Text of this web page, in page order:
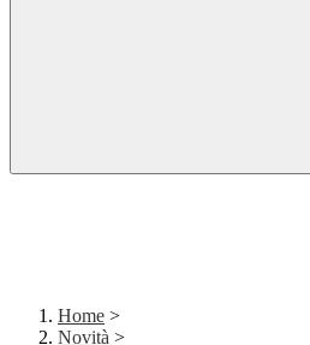
Home >
Novità >